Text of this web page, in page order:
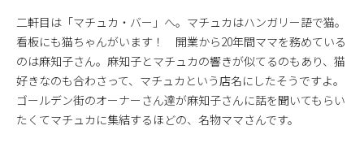
二軒目は「マチュカ・バー」へ。マチュカはハンガリー語で猫。
看板にも猫ちゃんがいます！ 開業から20年間ママを務めている
のは麻知子さん。麻知子とマチュカの響きが似てるのもあり、猫
好きなのも合わさって、マチュカという店名にしたそうですよ。
ゴールデン街のオーナーさん達が麻知子さんに話を聞いてもらい
たくてマチュカに集結するほどの、名物ママさんです。